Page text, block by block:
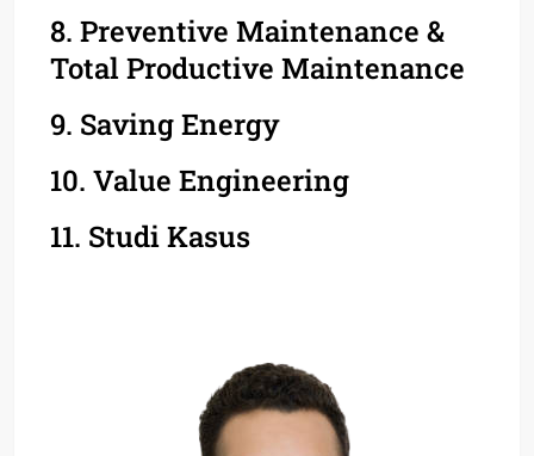
8. Preventive Maintenance &
Total Productive Maintenance
9. Saving Energy
10. Value Engineering
11. Studi Kasus